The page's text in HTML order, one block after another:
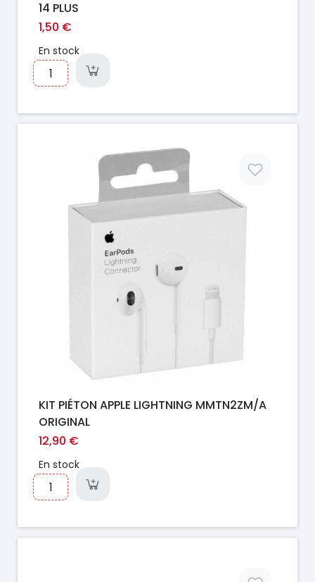
14 PLUS
1,50 €
En stock
KIT PIÉTON APPLE LIGHTNING MMTN2ZM/A
ORIGINAL
12,90 €
En stock